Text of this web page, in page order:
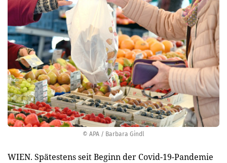
© APA / Barbara Gindl
WIEN. Spätestens seit Beginn der Covid-19-Pandemie